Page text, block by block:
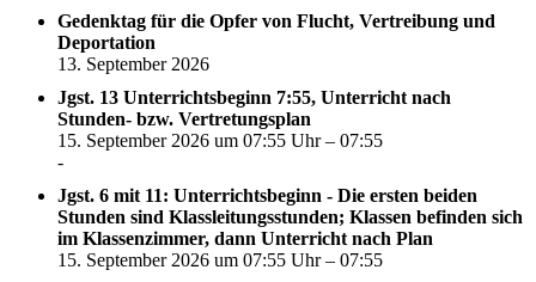
Gedenktag für die Opfer von Flucht, Vertreibung und
Deportation
13. September 2026
Jgst. 13 Unterrichtsbeginn 7:55, Unterricht nach
Stunden- bzw. Vertretungsplan
15. September 2026 um 07:55 Uhr – 07:55
-
Jgst. 6 mit 11: Unterrichtsbeginn - Die ersten beiden
Stunden sind Klassleitungsstunden; Klassen befinden sich
im Klassenzimmer, dann Unterricht nach Plan
15. September 2026 um 07:55 Uhr – 07:55